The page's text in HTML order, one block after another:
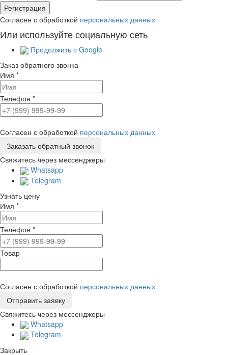
Согласен с обработкой персональных данных
Или используйте социальную сеть
Продолжить с Google
Заказ обратного звонка
Имя *
Телефон *
Согласен с обработкой персональных данных
Свяжитесь через мессенджеры
Whatsapp
Telegram
Узнать цену
Имя *
Телефон *
Товар
Согласен с обработкой персональных данных
Свяжитесь через мессенджеры
Whatsapp
Telegram
Закрыть